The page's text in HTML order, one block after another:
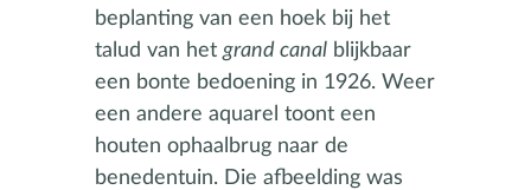
beplanting van een hoek bij het
talud van het grand canal blijkbaar
een bonte bedoening in 1926. Weer
een andere aquarel toont een
houten ophaalbrug naar de
benedentuin. Die afbeelding was